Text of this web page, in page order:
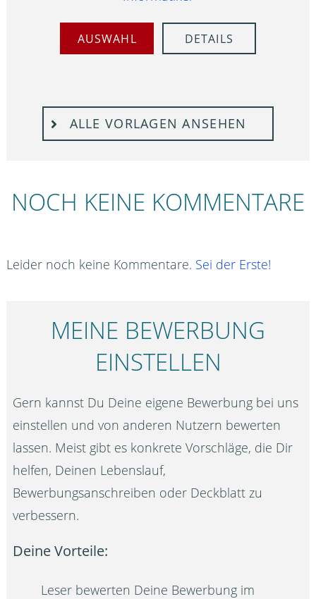
AUSWAHL DETAILS
ALLE VORLAGEN ANSEHEN
NOCH KEINE KOMMENTARE
Leider noch keine Kommentare. Sei der Erste!
MEINE BEWERBUNG
EINSTELLEN
Gern kannst Du Deine eigene Bewerbung bei uns
einstellen und von anderen Nutzern bewerten
lassen. Meist gibt es konkrete Vorschläge, die Dir
helfen, Deinen Lebenslauf,
Bewerbungsanschreiben oder Deckblatt zu
verbessern.
Deine Vorteile:
Leser bewerten Deine Bewerbung im